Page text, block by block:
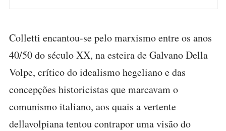
Colletti encantou-se pelo marxismo entre os anos
40/50 do século XX, na esteira de Galvano Della
Volpe, crítico do idealismo hegeliano e das
concepções historicistas que marcavam o
comunismo italiano, aos quais a vertente
dellavolpiana tentou contrapor uma visão do